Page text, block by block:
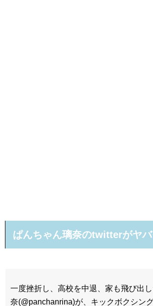
ぱんちゃん璃奈のtwitterがヤ
一度挫折し、高校を中退、家も飛び出
奈(@panchanrina)が、キックボクシン